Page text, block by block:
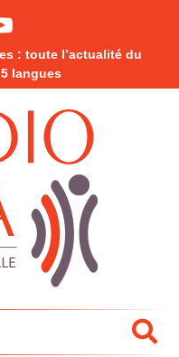
: toute l’actualité du
langues